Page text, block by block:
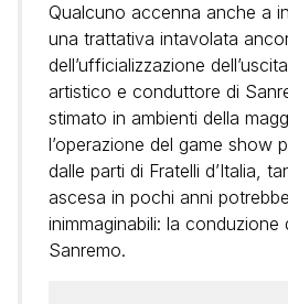
Qualcuno accenna anche a
una trattativa intavolata
dell’ufficializzazione
artistico e conduttore di
stimato in ambienti della
l’operazione del game show
dalle parti di Fratelli d’Italia,
ascesa in pochi anni
inimmaginabili: la conduzione
Sanremo.